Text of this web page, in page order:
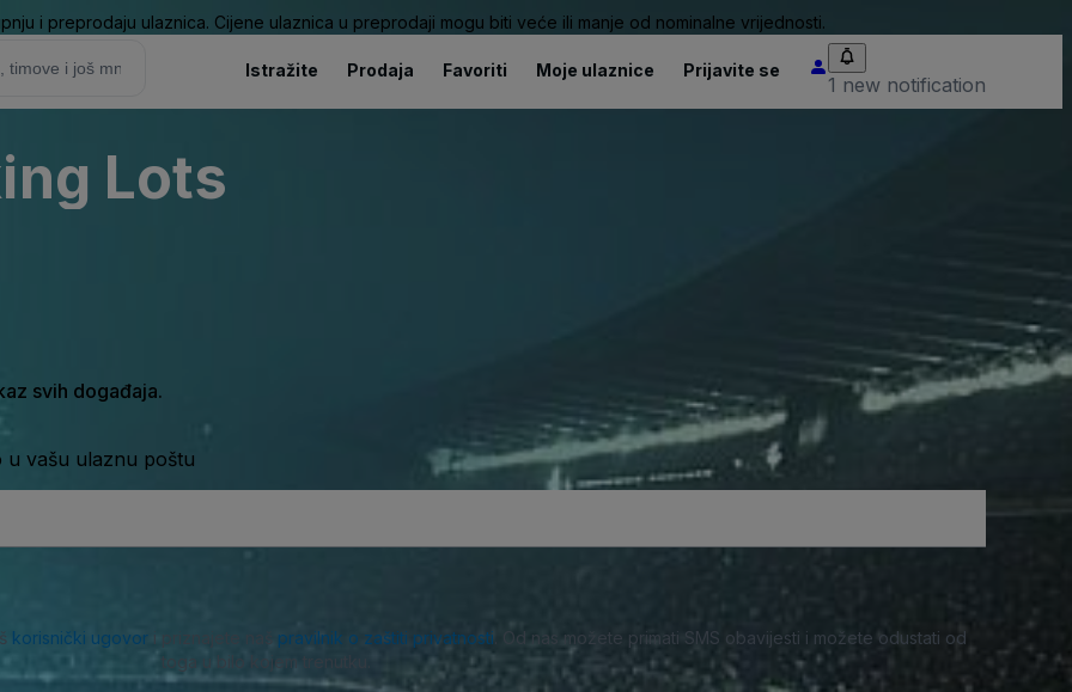
i preprodaju ulaznica. Cijene ulaznica u preprodaji mogu biti veće ili manje od nominalne vrijednosti.
Istražite Prodaja Favoriti Moje ulaznice Prijavite se
1 new notification
Lots
svih događaja.
u vašu ulaznu poštu
korisnički ugovor pravilnik o zaštiti privatnosti . Od nas možete primati SMS obavijesti i možete odustati od
toga u bilo kojem trenutku.